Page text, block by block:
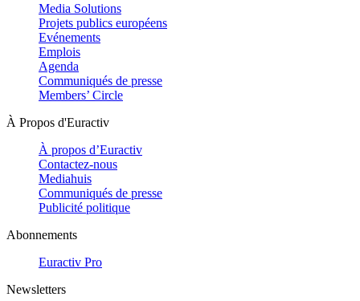
Media Solutions
Projets publics européens
Evénements
Emplois
Agenda
Communiqués de presse
Members’ Circle
À Propos d'Euractiv
À propos d’Euractiv
Contactez-nous
Mediahuis
Communiqués de presse
Publicité politique
Abonnements
Euractiv Pro
Newsletters